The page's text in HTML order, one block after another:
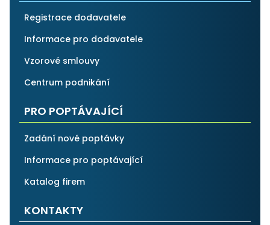
Registrace dodavatele
Informace pro dodavatele
Vzorové smlouvy
Centrum podnikání
PRO POPTÁVAJÍCÍ
Zadání nové poptávky
Informace pro poptávající
Katalog firem
KONTAKTY